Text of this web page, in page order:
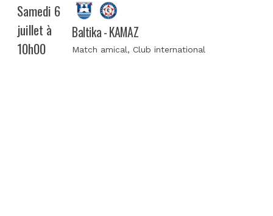
Samedi 6
juillet à
10h00
Baltika - KAMAZ
Match amical, Club international